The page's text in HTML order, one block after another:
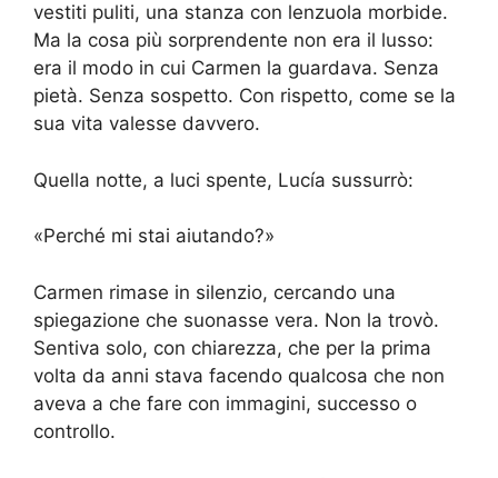
vestiti puliti, una stanza con lenzuola morbide.
Ma la cosa più sorprendente non era il lusso:
era il modo in cui Carmen la guardava. Senza
pietà. Senza sospetto. Con rispetto, come se la
sua vita valesse davvero.
Quella notte, a luci spente, Lucía sussurrò:
«Perché mi stai aiutando?»
Carmen rimase in silenzio, cercando una
spiegazione che suonasse vera. Non la trovò.
Sentiva solo, con chiarezza, che per la prima
volta da anni stava facendo qualcosa che non
aveva a che fare con immagini, successo o
controllo.